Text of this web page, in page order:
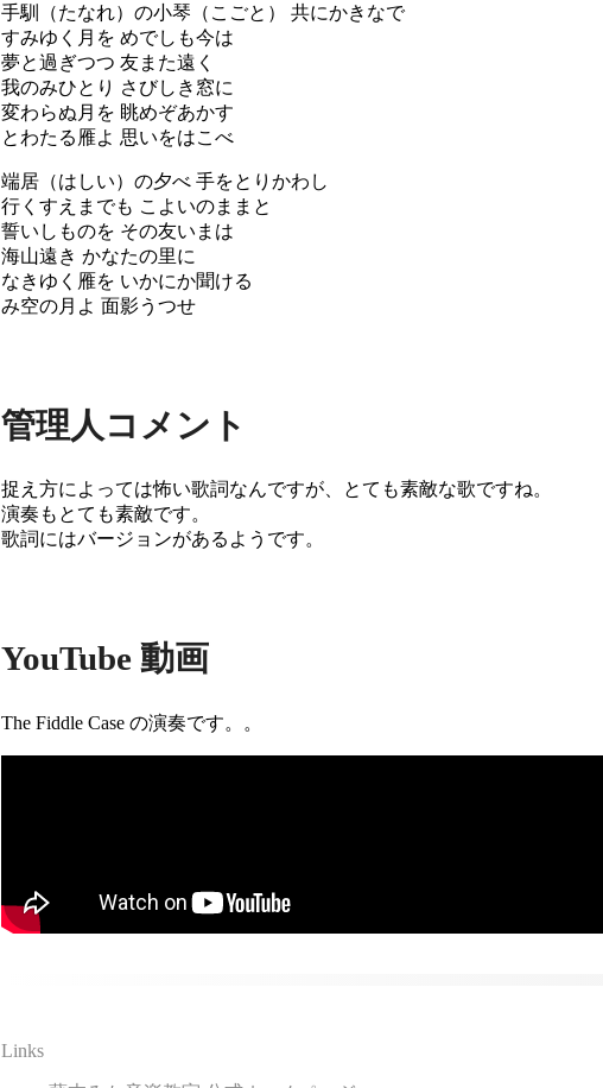
手馴（たなれ）の小琴（こごと） 共にかきなで
すみゆく月を めでしも今は
夢と過ぎつつ 友また遠く
我のみひとり さびしき窓に
変わらぬ月を 眺めぞあかす
とわたる雁よ 思いをはこべ
端居（はしい）の夕べ 手をとりかわし
行くすえまでも こよいのままと
誓いしものを その友いまは
海山遠き かなたの里に
なきゆく雁を いかにか聞ける
み空の月よ 面影うつせ
管理人コメント
捉え方によっては怖い歌詞なんですが、とても素敵な歌ですね。
演奏もとても素敵です。
歌詞にはバージョンがあるようです。
YouTube 動画
The Fiddle Case の演奏です。。
Links